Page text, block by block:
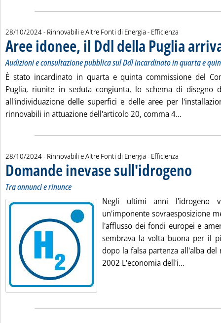
28/10/2024- Rinnovabili e Altre Fonti di Energia - Efficienza
Aree idonee, il Ddl della Puglia
Audizioni e consultazione pubblica sul Ddl incardinato in quarta e
È stato incardinato in quarta e quinta commissione del
Puglia, riunite in seduta congiunta, lo schema di disegno
all'individuazione delle superfici e delle aree per
rinnovabili in attuazione dell'articolo 20, comma 4...
28/10/2024- Rinnovabili e Altre Fonti di Energia - Efficienza
Domande inevase sull'idrogeno
Tra annunci e rinunce
Negli ultimi anni l'idrogeno
un'imponente sovraesposizione
l'afflusso dei fondi europei e
sembrava la volta buona per il
dopo la falsa partenza all'alba
2002 L'economia dell'i...